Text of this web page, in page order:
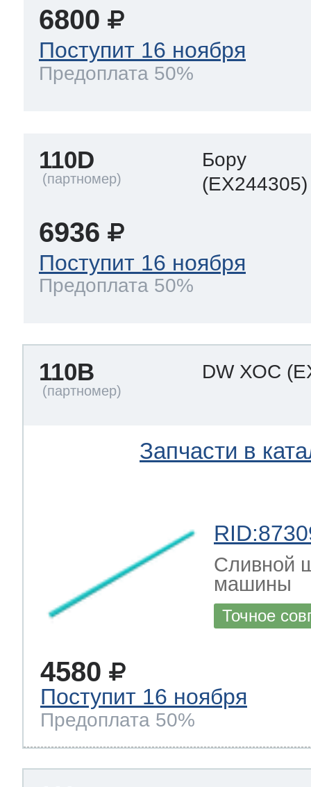
6800
Поступит 16 ноября
Предоплата 50%
110D
Бору
(EX244305)
6936
Поступит 16 ноября
Предоплата 50%
110B DW ХОС
Запчасти в
Сливной
машины
Точное
4580
Поступит 16 ноября
Предоплата 50%